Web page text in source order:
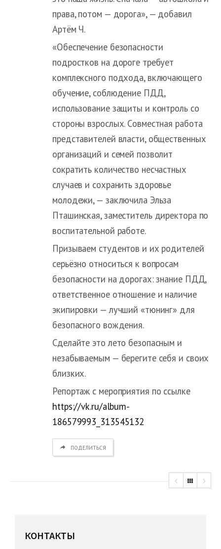
права, потом — дорога», — добавил
Артём Ч.
«Обеспечение безопасности
подростков на дороге требует
комплексного подхода, включающего
обучение, соблюдение ПДД,
использование защиты и контроль со
стороны взрослых. Совместная работа
представителей власти, общественных
организаций и семей позволит
сократить количество несчастных
случаев и сохранить здоровье
молодежи, — заключила Эльза
Пташинская, заместитель директора по
воспитательной работе.
Призываем студентов и их родителей
серьёзно относиться к вопросам
безопасности на дорогах: знание ПДД,
ответственное отношение и наличие
экипировки — лучший «тюнинг» для
безопасного вождения.
Сделайте это лето безопасным и
незабываемым — берегите себя и своих
близких.
Репортаж с мероприятия по ссылке
https://vk.ru/album-
186579993_313545132
ПОДЕЛИТЬСЯ
КОНТАКТЫ